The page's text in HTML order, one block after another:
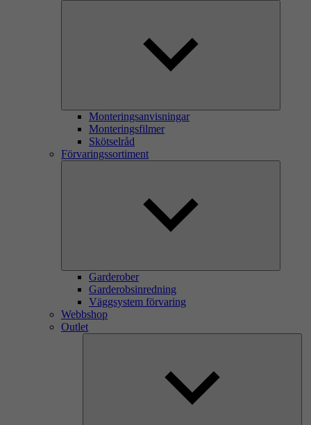
Monteringsanvisningar
Monteringsfilmer
Skötselråd
Förvaringssortiment
Garderober
Garderobsinredning
Väggsystem förvaring
Webbshop
Outlet